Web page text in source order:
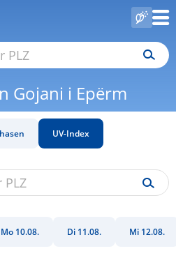
Gojani i Epërm
UV-Index
Mo 10.08. Di 11.08. Mi 12.08.